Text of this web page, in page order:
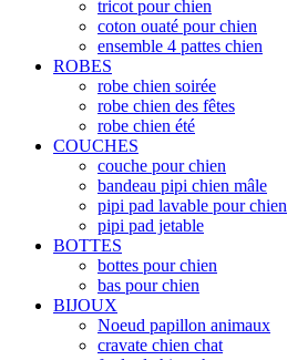
tricot pour chien
coton ouaté pour chien
ensemble 4 pattes chien
ROBES
robe chien soirée
robe chien des fêtes
robe chien été
COUCHES
couche pour chien
bandeau pipi chien mâle
pipi pad lavable pour chien
pipi pad jetable
BOTTES
bottes pour chien
bas pour chien
BIJOUX
Noeud papillon animaux
cravate chien chat